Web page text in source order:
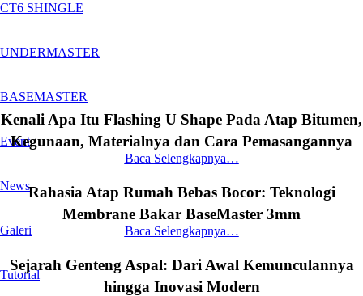
CT6 SHINGLE
UNDERMASTER
BASEMASTER
Event
News
Galeri
Tutorial
Kenali Apa Itu Flashing U Shape Pada Atap Bitumen,
Kegunaan, Materialnya dan Cara Pemasangannya
Baca Selengkapnya…
Rahasia Atap Rumah Bebas Bocor: Teknologi
Membrane Bakar BaseMaster 3mm
Baca Selengkapnya…
Sejarah Genteng Aspal: Dari Awal Kemunculannya
hingga Inovasi Modern